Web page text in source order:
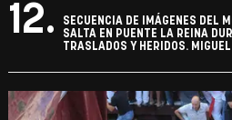
12.
SECUENCIA DE IMÁGENES DEL
SALTA EN PUENTE LA REINA
TRASLADOS Y HERIDOS.